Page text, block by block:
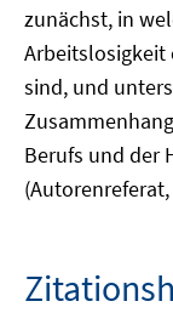
zunächst, in
Arbeitslosigkeit
sind, und
Berufs und der